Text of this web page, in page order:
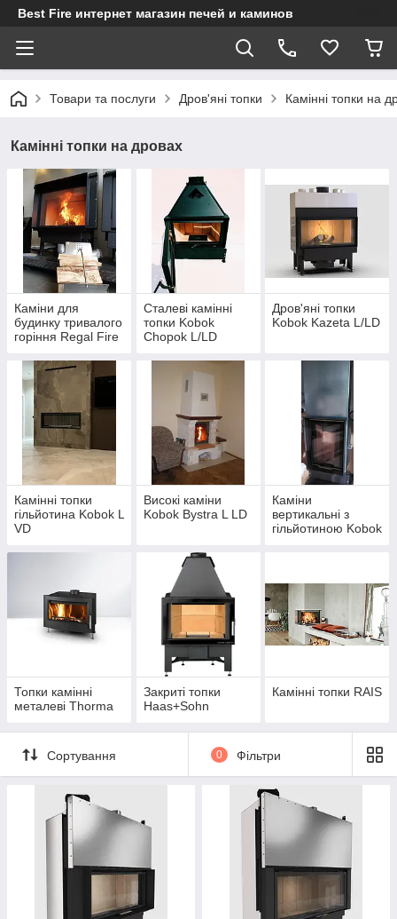
Best Fire интернет магазин печей и каминов
Товари та послуги Дров'яні топки Камінні топки на
Камінні топки на дровах
Каміни для
будинку тривалого
горіння Regal Fire
Сталеві камінні
топки Kobok
Chopok L/LD
Дров'яні топки
Kobok Kazeta L/LD
Камінні топки
гільйотина Kobok L
VD
Високі каміни
Kobok Bystra L LD
Каміни
вертикальні з
гільйотиною Kobok
Топки камінні
металеві Thorma
Закриті топки
Haas+Sohn
Камінні топки RAIS
Сортування 0 Фільтри